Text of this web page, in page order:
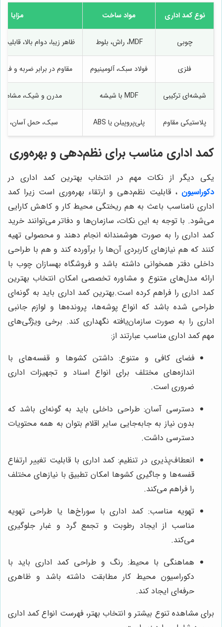
نوع کمد اداری مواد ساخت مزایا
چوبی MDF، راش، بلوط ظاهر زیبا، دوام بالا،
فلزی فولاد سبک، آلومینیوم مقاوم در برابر ضربه و
شیشه‌ای ترکیبی MDF با شیشه مدرن و شیک،
پلاستیکی مقاوم پلی‌پروپیلن یا ABS سبک، حمل آسان،
کمد اداری مناسب برای نظم‌دهی و بهره‌وری
یکی دیگر از نکات مهم در انتخاب بهترین کمد اداری در
دکوراسیون ، قابلیت نظم‌دهی و ارتقاء بهره‌وری است زیرا کمد
اداری نامناسب باعث به هم ریختگی محیط کار و کاهش کارایی
می‌شود. با توجه به این نکات، سازمان‌ها و دفاتر می‌توانند خرید
کمد اداری را به صورت هوشمندانه انجام دهند و محصولی تهیه
کنند که هم نیازهای کاربردی آن‌ها را برآورده کند و هم با طراحی
داخلی دفتر همخوانی داشته باشد و فروشگاه بهسازان چوب با
ارائه مدل‌های متنوع و مشاوره تخصصی امکان انتخاب بهترین
کمد اداری را فراهم کرده است.بهترین کمد اداری باید به گونه‌ای
طراحی شده باشد که انواع پوشه‌ها، پرونده‌ها و لوازم جانبی
اداری را به صورت سازمان‌یافته نگهداری کند. برخی ویژگی‌های
مهم کمد اداری مناسب عبارتند از:
فضای کافی و متنوع: داشتن کشوها و قفسه‌های با
اندازه‌های مختلف برای انواع اسناد و تجهیزات اداری
ضروری است.
دسترسی آسان: طراحی داخلی باید به گونه‌ای باشد که
بدون نیاز به جابه‌جایی سایر اقلام بتوان به همه محتویات
دسترسی داشت.
انعطاف‌پذیری در تنظیم: کمد اداری با قابلیت تغییر ارتفاع
قفسه‌ها و جاگیری کشوها امکان تطبیق با نیازهای مختلف
را فراهم می‌کند.
تهویه مناسب: کمد اداری با سوراخ‌ها یا طراحی تهویه
مناسب از ایجاد رطوبت و تجمع گرد و غبار جلوگیری
می‌کند.
هماهنگی با محیط: رنگ و طراحی کمد اداری باید با
دکوراسیون محیط کار مطابقت داشته باشد و ظاهری
حرفه‌ای ایجاد کند.
برای مشاهده تنوع بیشتر و انتخاب بهتر، فهرست انواع کمد اداری